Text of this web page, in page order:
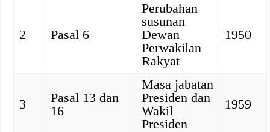
2 Pasal 6
Perubahan
susunan
Dewan
Perwakilan
Rakyat
1950
3
Pasal 13 dan
16
Masa jabatan
Presiden dan
Wakil
Presiden
1959